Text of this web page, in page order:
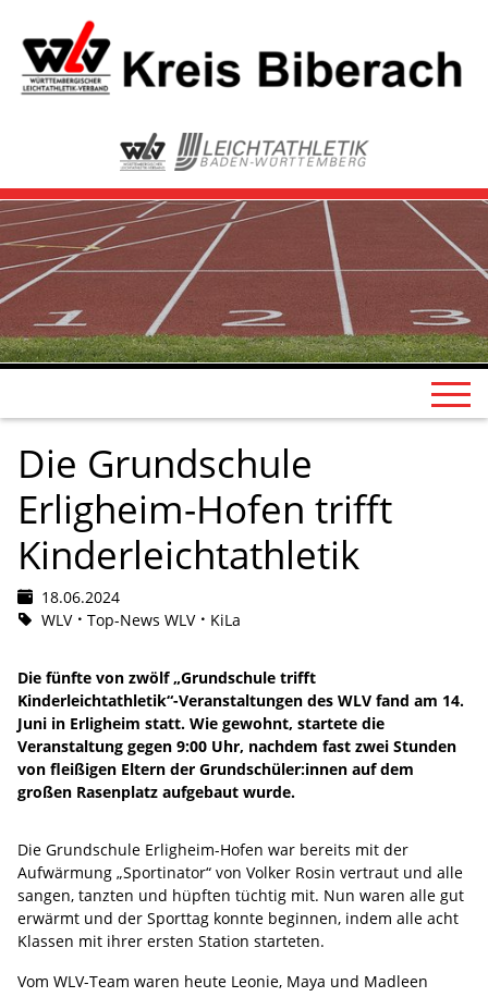
Die Grundschule
Erligheim-Hofen trifft
Kinderleichtathletik
18.06.2024
WLV
Top-News WLV KiLa
Die fünfte von zwölf „Grundschule trifft
Kinderleichtathletik“-Veranstaltungen des WLV fand am 14.
Juni in Erligheim statt. Wie gewohnt, startete die
Veranstaltung gegen 9:00 Uhr, nachdem fast zwei Stunden
von fleißigen Eltern der Grundschüler:innen auf dem
großen Rasenplatz aufgebaut wurde.
Die Grundschule Erligheim-Hofen war bereits mit der
Aufwärmung „Sportinator“ von Volker Rosin vertraut und alle
sangen, tanzten und hüpften tüchtig mit. Nun waren alle gut
erwärmt und der Sporttag konnte beginnen, indem alle acht
Klassen mit ihrer ersten Station starteten.
Vom WLV-Team waren heute Leonie, Maya und Madleen